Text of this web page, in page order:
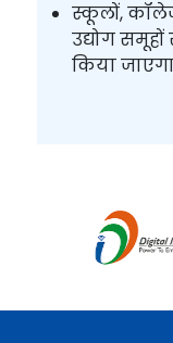
स्कूलों,
उद्योग
किया